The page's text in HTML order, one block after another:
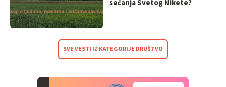
sećanja Svetog Nikete?
SVE VESTI IZ KATEGORIJE DRUŠTVO